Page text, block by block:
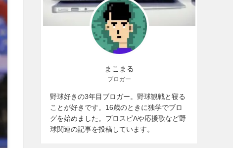
まこまる
ブロガー
野球好きの3年目ブロガー。野球観戦と寝る
ことが好きです。16歳のときに独学でブロ
グを始めました。プロスピAや応援歌など野
球関連の記事を投稿しています。